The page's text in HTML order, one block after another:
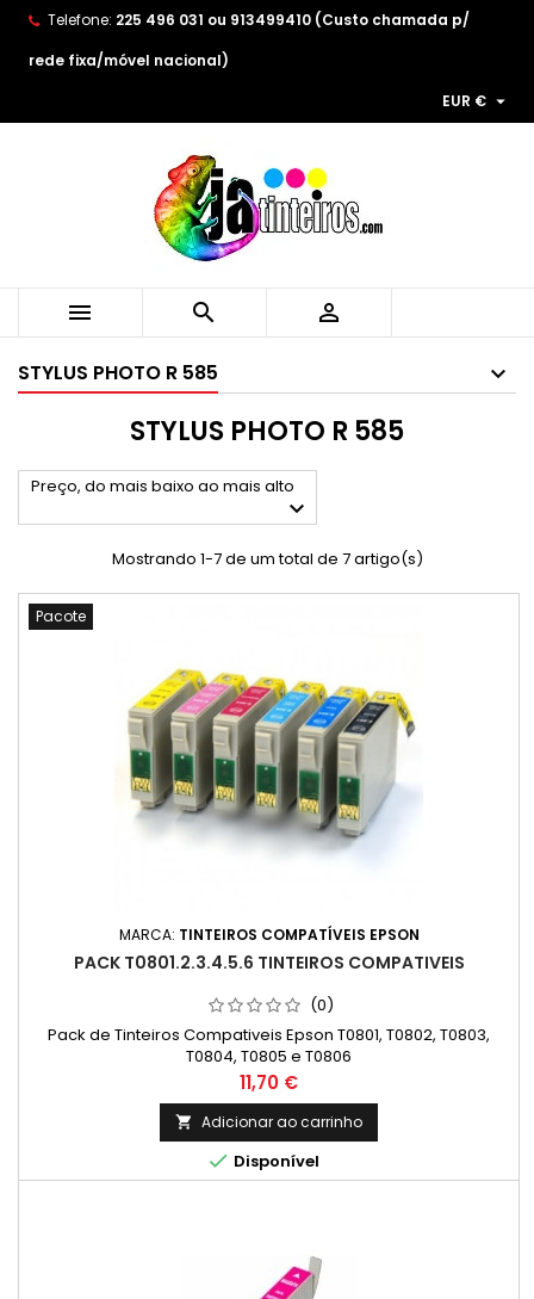
Telefone: 225 496 031 ou 913499410 (Custo chamada p/
rede fixa/móvel nacional)
EUR € 
  
STYLUS PHOTO R 585
STYLUS PHOTO R 585
Preço, do mais baixo ao mais alto

Mostrando 1-7 de um total de 7 artigo(s)
Pacote
MARCA: TINTEIROS COMPATÍVEIS EPSON
PACK T0801.2.3.4.5.6 TINTEIROS COMPATIVEIS
(0)
Pack de Tinteiros Compativeis Epson T0801, T0802, T0803,
T0804, T0805 e T0806
Preço
11,70 €
 Adicionar ao carrinho
 Disponível
As minhas listas de desejos ×
((modalTitle)) ×
((cancelText)) ((modalDeleteText))
((title)) ×
((label))
((cancelText)) ((createText))
Entrar ×
You need to be logged in to save products in your
wishlist.
((cancelText))